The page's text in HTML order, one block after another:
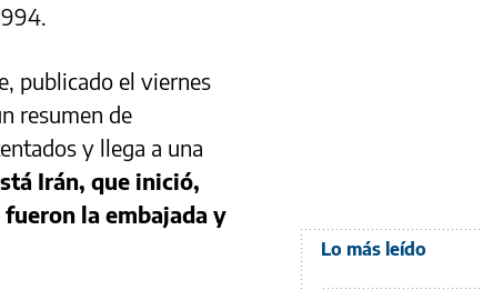
publicado el viernes
resumen de
y llega a una
Irán, que inició,
la embajada y
Lo más leído